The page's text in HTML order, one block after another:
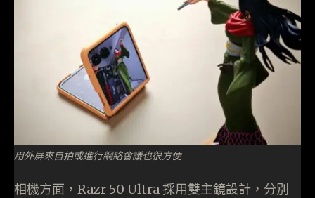
用外屏來自拍或進行網絡會議也很方便
相機方面，Razr 50 Ultra 採用雙主鏡設計，分別